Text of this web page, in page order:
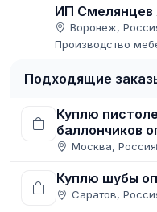
ИП Смелянцев
Воронеж,
Производство
Подходящие
Куплю
баллончиков
Москва, Россия
Куплю шубы
Саратов,